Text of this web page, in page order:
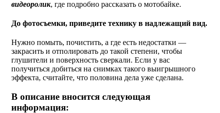
видеоролик, где подробно рассказать о мотобайке.
До фотосъемки, приведите технику в надлежащий вид.
Нужно помыть, почистить, а где есть недостатки —
закрасить и отполировать до такой степени, чтобы
глушители и поверхность сверкали. Если у вас
получиться добиться на снимках такого выигрышного
эффекта, считайте, что половина дела уже сделана.
В описание вносится следующая
информация: